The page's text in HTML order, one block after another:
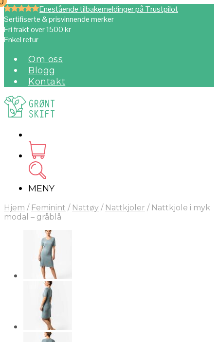
Enestående tilbakemeldinger på Trustpilot
Sertifiserte & prisvinnende merker
Fri frakt over 1500 kr
Enkel retur
Om oss
Blogg
Kontakt
MENY
Hjem / Feminint / Nattøy / Nattkjoler /Nattkjole i myk
modal – gråblå